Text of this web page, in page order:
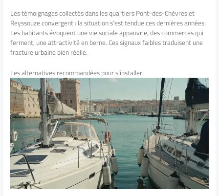
Les témoignages collectés dans les quartiers Pont-des-Chèvres et
Reyssouze convergent : la situation s’est tendue ces dernières années.
Les habitants évoquent une vie sociale appauvrie, des commerces qui
ferment, une attractivité en berne. Ces signaux faibles traduisent une
fracture urbaine bien réelle.
Les alternatives recommandées pour s’installer